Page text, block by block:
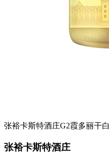
张裕卡斯特酒庄G2霞多丽干
张裕卡斯特酒庄